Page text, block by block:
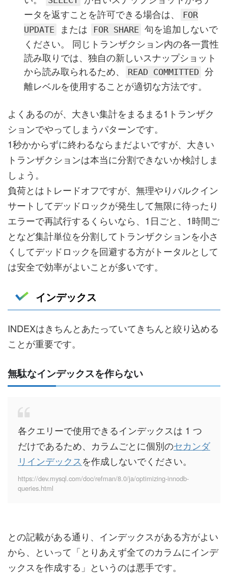
ータを返すことを許可できる場合は、
FOR
UPDATE
または FOR SHARE 句を追加しないで
ください。 同じトランザクション内の各一貫性
読み取りでは、独自の新しいスナップショット
から読み取られるため、
READ COMMITTED 分
離レベルを使用することが適切な方法です。
よくあるのが、大きい集計をまるまる1トランザク
ションでやってしまうパターンです。
1秒かからずに終わるならまだよいですが、大きい
トランザクションは本当に分割できないか検討しま
しょう。
負荷とはトレードオフですが、無理やりバルクイン
サートしてデッドロックが発生して無限に待ったり
エラーで再試行するくらいなら、1日ごと、1時間ご
となど集計単位を分割してトランザクションを小さ
くしてデッドロックを回避する方がトータルとして
は安全で効率がよいことが多いです。
インデックス
INDEXはきちんとあたっていてきちんと絞り込める
ことが重要です。
無駄なインデックスを作らない
各クエリーで使用できるインデックスは 1 つ
だけであるため、カラムごとに個別のセカンダ
リインデックスを作成しないでください。
https://dev.mysql.com/doc/refman/8.0/ja/optimizing-innodb-
queries.html
との記載がある通り、インデックスがある方がよい
から、といって「とりあえず全てのカラムにインデ
ックスを作成する」というのは悪手です。